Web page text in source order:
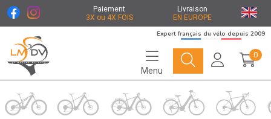
Paiement
3X ou 4X FOIS
Livraison
EN EUROPE
Le Marché du Vélo Votre distributeurs de vélo
Expert français du vélo depuis 2009
Menu
0